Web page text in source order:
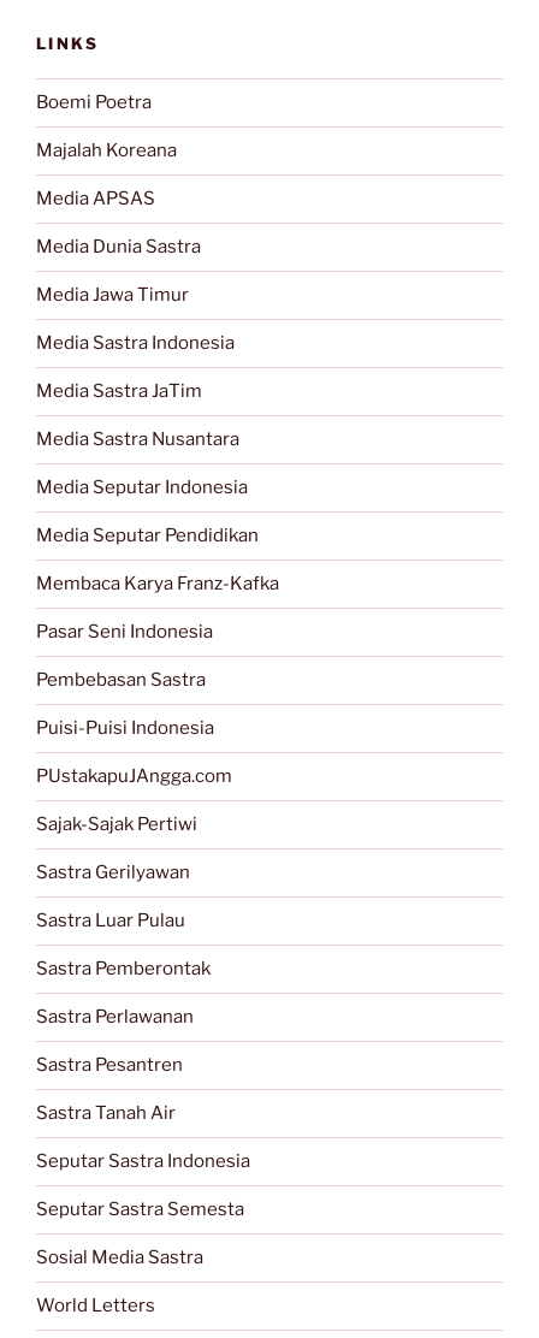
LINKS
Boemi Poetra
Majalah Koreana
Media APSAS
Media Dunia Sastra
Media Jawa Timur
Media Sastra Indonesia
Media Sastra JaTim
Media Sastra Nusantara
Media Seputar Indonesia
Media Seputar Pendidikan
Membaca Karya Franz-Kafka
Pasar Seni Indonesia
Pembebasan Sastra
Puisi-Puisi Indonesia
PUstakapuJAngga.com
Sajak-Sajak Pertiwi
Sastra Gerilyawan
Sastra Luar Pulau
Sastra Pemberontak
Sastra Perlawanan
Sastra Pesantren
Sastra Tanah Air
Seputar Sastra Indonesia
Seputar Sastra Semesta
Sosial Media Sastra
World Letters